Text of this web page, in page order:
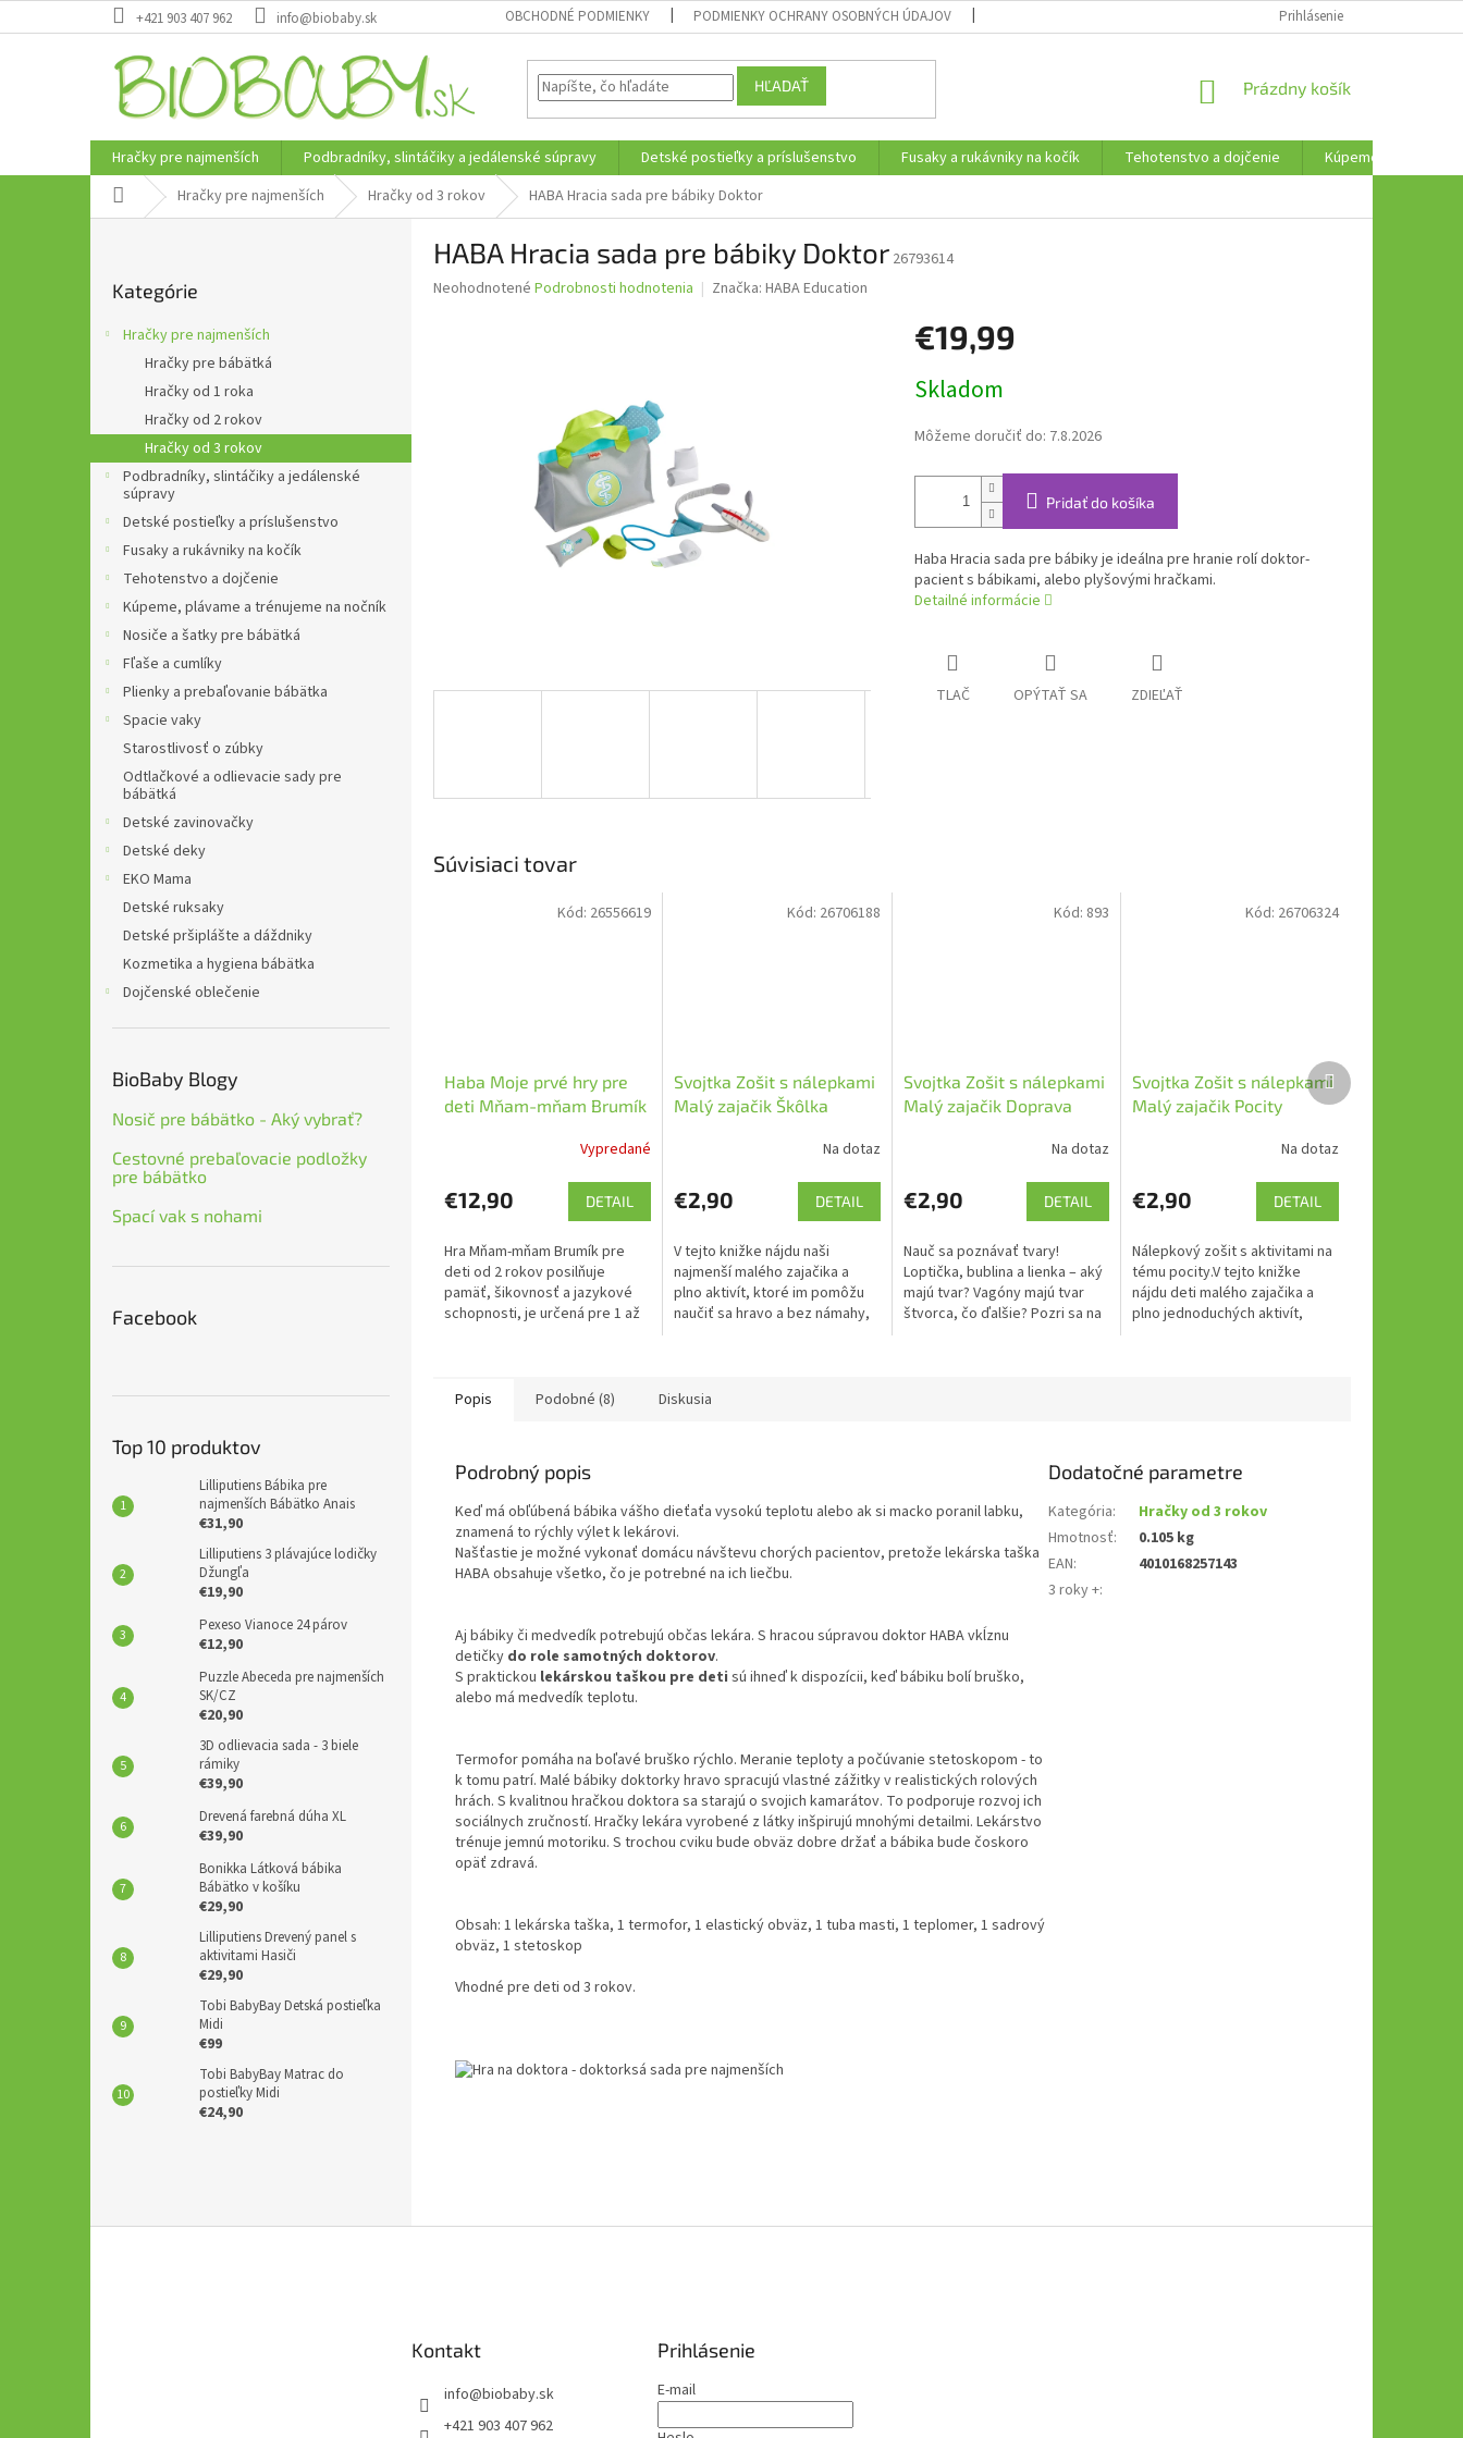
na
+421 903 407 962 info@biobaby.sk OBCHODNÉ PODMIENKY PODMIENKY OCHRANY OSOBNÝCH ÚDAJOV Prihlásenie
HĽADAŤ
NÁKUPNÝ
Prázdny košík
Hračky pre najmenších Podbradníky, slintáčiky a jedálenské súpravy Detské postieľky a príslušenstvo Fusaky a rukávniky na kočík Tehotenstvo a dojčenie
Kúpeme, plávame a
DomovHračky pre najmenších Hračky od 3 rokov HABA Hracia sada pre bábiky Doktor
kategórie
Kategórie
Hračky pre najmenších
Hračky pre bábätká
Hračky od 1 roka
Hračky od 2 rokov
Hračky od 3 rokov
Podbradníky, slintáčiky a jedálenské
súpravy
Detské postieľky a príslušenstvo
Fusaky a rukávniky na kočík
Tehotenstvo a dojčenie
Kúpeme, plávame a trénujeme na nočník
Nosiče a šatky pre bábätká
Fľaše a cumlíky
Plienky a prebaľovanie bábätka
Spacie vaky
Starostlivosť o zúbky
Odtlačkové a odlievacie sady pre
bábätká
Detské zavinovačky
Detské deky
EKO Mama
Detské ruksaky
Detské pršiplášte a dáždniky
Kozmetika a hygiena bábätka
Dojčenské oblečenie
BioBaby Blogy
Nosič pre bábätko - Aký vybrať?
Cestovné prebaľovacie podložky
pre bábätko
Spací vak s nohami
Facebook
Top 10 produktov
Lilliputiens Bábika pre
najmenších Bábätko Anais
€31,90
Lilliputiens 3 plávajúce lodičky
Džungľa
€19,90
Pexeso Vianoce 24 párov
€12,90
Puzzle Abeceda pre najmenších
SK/CZ
€20,90
3D odlievacia sada - 3 biele
rámiky
€39,90
Drevená farebná dúha XL
€39,90
Bonikka Látková bábika
Bábätko v košíku
€29,90
Lilliputiens Drevený panel s
aktivitami Hasiči
€29,90
Tobi BabyBay Detská postieľka
Midi
€99
Tobi BabyBay Matrac do
postieľky Midi
€24,90
HABA Hracia sada pre bábiky Doktor 26793614
Priemerné
Neohodnotené Podrobnosti hodnotenia Značka: HABA Education
€19,99
cena:
Skladom
Môžeme doručiť do: 7.8.2026
Pridať do košíka
Haba Hracia sada pre bábiky je ideálna pre hranie rolí doktor-
pacient s bábikami, alebo plyšovými hračkami.
Detailné informácie
TLAČ OPÝTAŤ SA ZDIEĽAŤ
Súvisiaci tovar
Haba Moje prvé hry pre
deti Mňam-mňam Brumík
Vypredané
€12,90 DETAIL
Hra Mňam-mňam Brumík pre
deti od 2 rokov posilňuje
pamäť, šikovnosť a jazykové
schopnosti, je určená pre 1 až
Kód: 26556619
Svojtka Zošit s nálepkami
Malý zajačik Škôlka
Na dotaz
€2,90 DETAIL
V tejto knižke nájdu naši
najmenší malého zajačika a
plno aktivít, ktoré im pomôžu
naučiť sa hravo a bez námahy,
Kód: 26706188
Svojtka Zošit s nálepkami
Malý zajačik Doprava
Na dotaz
€2,90 DETAIL
Nauč sa poznávať tvary!
Loptička, bublina a lienka – aký
majú tvar? Vagóny majú tvar
štvorca, čo ďalšie? Pozri sa na
Kód: 893
Svojtka Zošit s nálepkami
Malý zajačik Pocity
Na dotaz
€2,90 DETAIL
Nálepkový zošit s aktivitami na
tému pocity.V tejto knižke
nájdu deti malého zajačika a
plno jednoduchých aktivít,
Kód: 26706324
Ďalší
produkt
Popis Podobné (8) Diskusia
Podrobný popis
Keď má obľúbená bábika vášho dieťaťa vysokú teplotu alebo ak si macko poranil labku,
znamená to rýchly výlet k lekárovi.
Našťastie je možné vykonať domácu návštevu chorých pacientov, pretože lekárska taška
HABA obsahuje všetko, čo je potrebné na ich liečbu.
Aj bábiky či medvedík potrebujú občas lekára. S hracou súpravou doktor HABA vkĺznu
detičky do role samotných doktorov.
S praktickou lekárskou taškou pre deti sú ihneď k dispozícii, keď bábiku bolí bruško,
alebo má medvedík teplotu.
Termofor pomáha na boľavé bruško rýchlo. Meranie teploty a počúvanie stetoskopom - to
k tomu patrí. Malé bábiky doktorky hravo spracujú vlastné zážitky v realistických rolových
hrách. S kvalitnou hračkou doktora sa starajú o svojich kamarátov. To podporuje rozvoj ich
sociálnych zručností. Hračky lekára vyrobené z látky inšpirujú mnohými detailmi. Lekárstvo
trénuje jemnú motoriku. S trochou cviku bude obväz dobre držať a bábika bude čoskoro
opäť zdravá.
Obsah: 1 lekárska taška, 1 termofor, 1 elastický obväz, 1 tuba masti, 1 teplomer, 1 sadrový
obväz, 1 stetoskop
Vhodné pre deti od 3 rokov.
Dodatočné parametre
Kategória:
Hračky od 3 rokov
Hmotnosť:
0.105 kg
EAN:
4010168257143
3 roky +:
Kontakt
info@biobaby.sk
+421 903 407 962
Prihlásenie
E-mail